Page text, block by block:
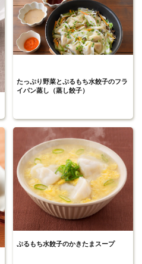
たっぷり野菜とぷるもち水餃子のフラ
イパン蒸し（蒸し餃子）
ぷるもち水餃子のかきたまスープ